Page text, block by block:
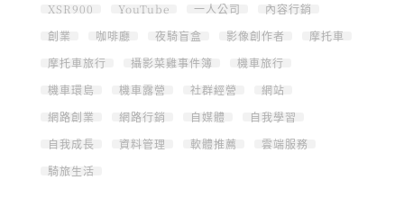
XSR900
YouTube 一人公司
內容行銷
創業
咖啡廳 夜騎盲盒 影像創作者
摩托車
摩托車旅行
攝影菜雞事件簿
機車旅行
機車環島
機車露營 社群經營
網站
網路創業
網路行銷 自媒體
自我學習
自我成長
資料管理 軟體推薦
雲端服務
騎旅生活